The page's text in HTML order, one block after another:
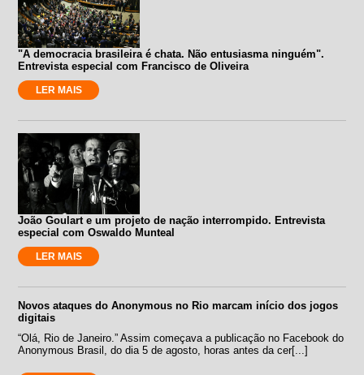
"A democracia brasileira é chata. Não entusiasma ninguém".
Entrevista especial com Francisco de Oliveira
LER MAIS
João Goulart e um projeto de nação interrompido. Entrevista
especial com Oswaldo Munteal
LER MAIS
Novos ataques do Anonymous no Rio marcam início dos jogos
digitais
“Olá, Rio de Janeiro.” Assim começava a publicação no Facebook do
Anonymous Brasil, do dia 5 de agosto, horas antes da cer[...]